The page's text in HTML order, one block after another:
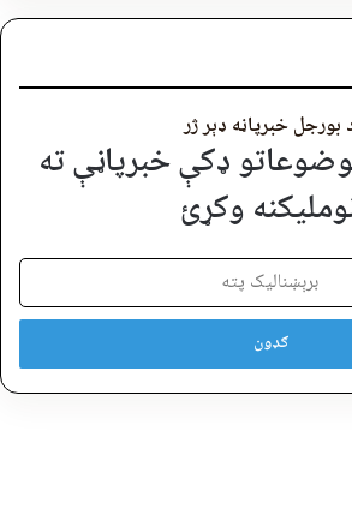
بورجل خبرپاڼه ډېر ژر
ډکې خبرپاڼې ته
وکړئ